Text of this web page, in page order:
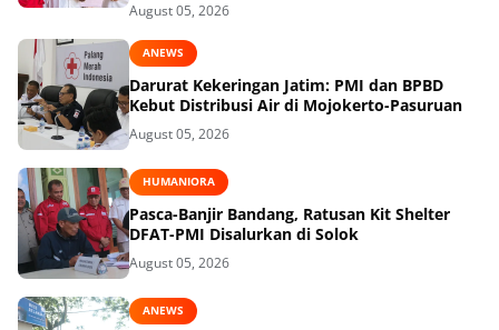
August 05, 2026
ANEWS
Darurat Kekeringan Jatim: PMI dan BPBD
Kebut Distribusi Air di Mojokerto-Pasuruan
August 05, 2026
HUMANIORA
Pasca-Banjir Bandang, Ratusan Kit Shelter
DFAT-PMI Disalurkan di Solok
August 05, 2026
ANEWS